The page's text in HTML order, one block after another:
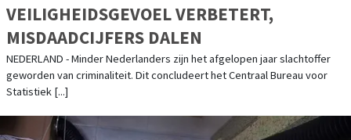
VEILIGHEIDSGEVOEL VERBETERT,
MISDAADCIJFERS DALEN
NEDERLAND - Minder Nederlanders zijn het afgelopen jaar slachtoffer
geworden van criminaliteit. Dit concludeert het Centraal Bureau voor
Statistiek [...]